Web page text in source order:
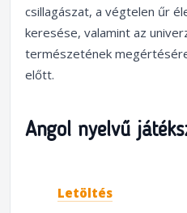
csillagászat, a végtelen űr
keresése, valamint az
természetének
előtt.
Angol nyelvű
Letöltés